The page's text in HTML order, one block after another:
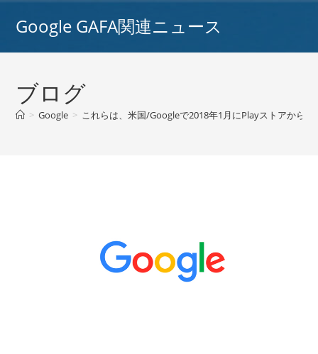
Google GAFA関連ニュース
ブログ
> Google > これらは、米国/Googleで2018年1月にPlayストアから